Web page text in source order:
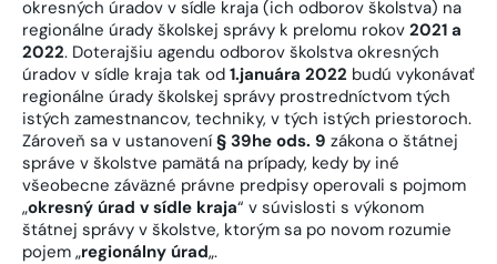
okresných úradov v sídle kraja (ich odborov školstva) na
regionálne úrady školskej správy k prelomu rokov 2021 a
2022. Doterajšiu agendu odborov školstva okresných
úradov v sídle kraja tak od 1.januára 2022 budú vykonávať
regionálne úrady školskej správy prostredníctvom tých
istých zamestnancov, techniky, v tých istých priestoroch.
Zároveň sa v ustanovení§ 39he ods. 9 zákona o štátnej
správe v školstve pamätá na prípady, kedy by iné
všeobecne záväzné právne predpisy operovali s pojmom
„okresný úrad v sídle kraja“ v súvislosti s výkonom
štátnej správy v školstve, ktorým sa po novom rozumie
pojem „regionálny úrad„.